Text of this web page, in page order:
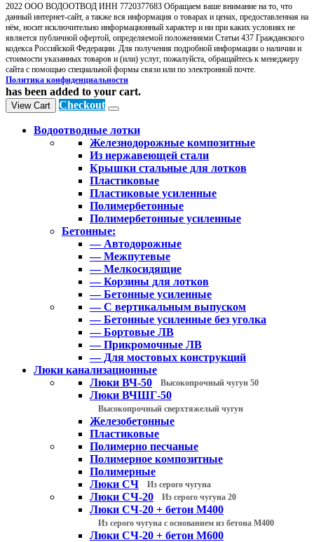
2022 ООО ВОДООТВОД ИНН 7720377683 Обращаем ваше внимание на то, что
данный интернет-сайт, а также вся информация о товарах и ценах, предоставленная на
нём, носит исключительно информационный характер и ни при каких условиях не
является публичной офертой, определяемой положениями Статьи 437 Гражданского
кодекса Российской Федерации. Для получения подробной информации о наличии и
стоимости указанных товаров и (или) услуг, пожалуйста, обращайтесь к менеджеру
сайта с помощью специальной формы связи или по электронной почте.
Политика конфиденциальности
has been added to your cart.
View Cart Checkout
Водоотводные лотки
Железнодорожные композитные
Из нержавеющей стали
Крышки стальные для лотков
Пластиковые
Пластиковые усиленные
Полимербетонные
Полимербетонные усиленные
Бетонные:
— Автодорожные
— Межпутевые
— Мелкосидящие
— Корзины для лотков
— Бетонные усиленные
— С вертикальным выпуском
— Бетонные усиленные без уголка
— Бортовые ЛВ
— Прикромочные ЛВ
— Для мостовых конструкций
Люки канализационные
Люки ВЧ-50
Высокопрочный чугун 50
Люки ВЧШГ-50
Высокопрочный сверхтяжелый чугун
Железобетонные
Пластиковые
Полимерно песчаные
Полимерное композитные
Полимерные
Люки СЧ
Из серого чугуна
Люки СЧ-20 Из серого чугуна 20
Люки СЧ-20 + бетон М400
Из серого чугуна с основанием из бетона М400
Люки СЧ-20 + бетон М600